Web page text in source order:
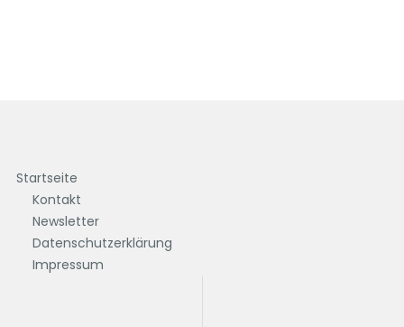
Startseite
Kontakt
Newsletter
Datenschutzerklärung
Impressum